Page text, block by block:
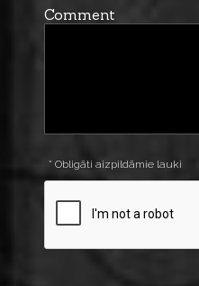
Comment
* Obligāti aizpildāmie lauki